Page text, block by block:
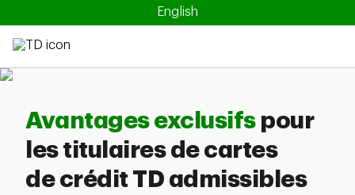
English
Avantages exclusifspour
les titulaires de cartes
de crédit TD admissibles